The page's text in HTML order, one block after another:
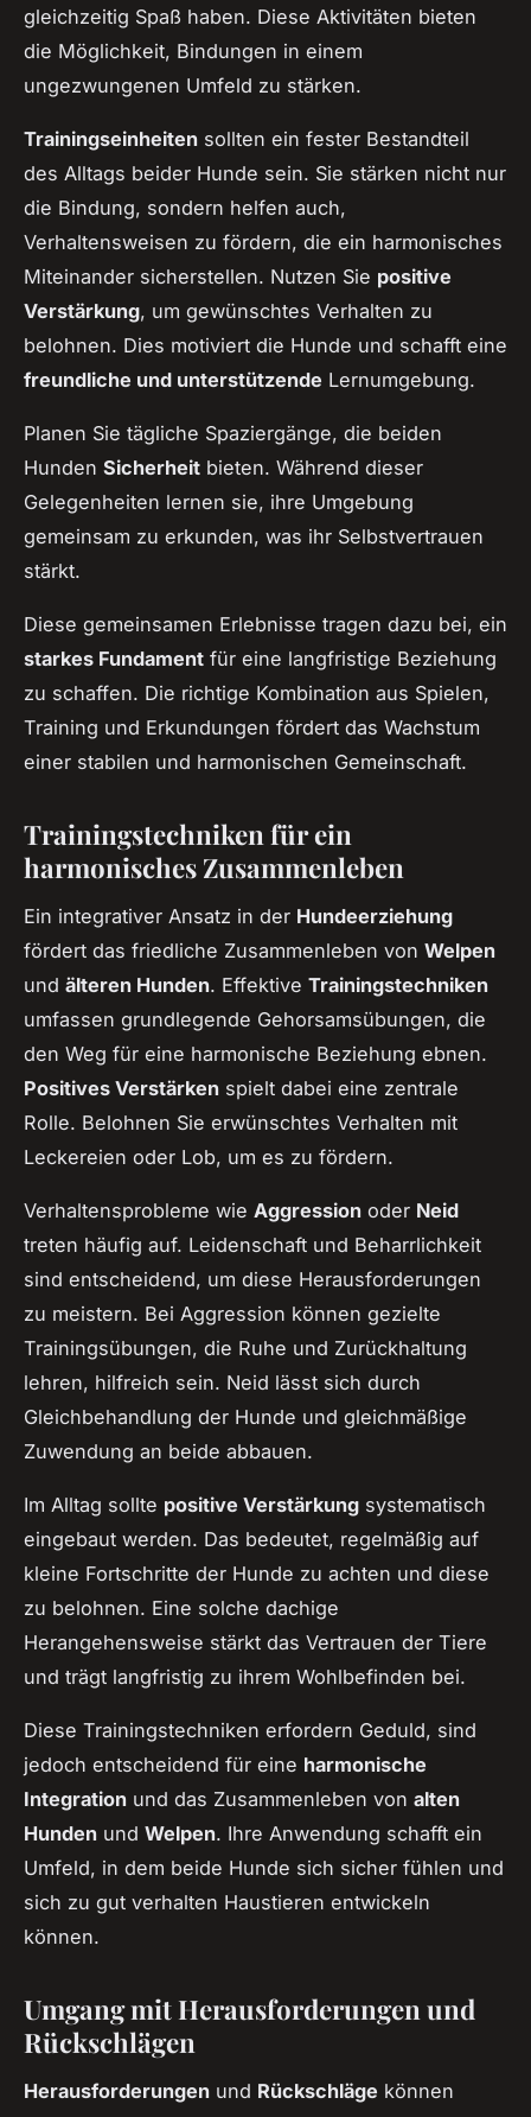
gleichzeitig Spaß haben. Diese Aktivitäten bieten
die Möglichkeit, Bindungen in einem
ungezwungenen Umfeld zu stärken.
Trainingseinheiten sollten ein fester Bestandteil
des Alltags beider Hunde sein. Sie stärken nicht nur
die Bindung, sondern helfen auch,
Verhaltensweisen zu fördern, die ein harmonisches
Miteinander sicherstellen. Nutzen Sie positive
Verstärkung, um gewünschtes Verhalten zu
belohnen. Dies motiviert die Hunde und schafft eine
freundliche und unterstützende Lernumgebung.
Planen Sie tägliche Spaziergänge, die beiden
Hunden Sicherheit bieten. Während dieser
Gelegenheiten lernen sie, ihre Umgebung
gemeinsam zu erkunden, was ihr Selbstvertrauen
stärkt.
Diese gemeinsamen Erlebnisse tragen dazu bei, ein
starkes Fundament für eine langfristige Beziehung
zu schaffen. Die richtige Kombination aus Spielen,
Training und Erkundungen fördert das Wachstum
einer stabilen und harmonischen Gemeinschaft.
Trainingstechniken für ein
harmonisches Zusammenleben
Ein integrativer Ansatz in der Hundeerziehung
fördert das friedliche Zusammenleben von Welpen
und älteren Hunden. Effektive Trainingstechniken
umfassen grundlegende Gehorsamsübungen, die
den Weg für eine harmonische Beziehung ebnen.
Positives Verstärken spielt dabei eine zentrale
Rolle. Belohnen Sie erwünschtes Verhalten mit
Leckereien oder Lob, um es zu fördern.
Verhaltensprobleme wie Aggression oder Neid
treten häufig auf. Leidenschaft und Beharrlichkeit
sind entscheidend, um diese Herausforderungen
zu meistern. Bei Aggression können gezielte
Trainingsübungen, die Ruhe und Zurückhaltung
lehren, hilfreich sein. Neid lässt sich durch
Gleichbehandlung der Hunde und gleichmäßige
Zuwendung an beide abbauen.
Im Alltag sollte positive Verstärkung systematisch
eingebaut werden. Das bedeutet, regelmäßig auf
kleine Fortschritte der Hunde zu achten und diese
zu belohnen. Eine solche dachige
Herangehensweise stärkt das Vertrauen der Tiere
und trägt langfristig zu ihrem Wohlbefinden bei.
Diese Trainingstechniken erfordern Geduld, sind
jedoch entscheidend für eine harmonische
Integration und das Zusammenleben von alten
Hunden und Welpen. Ihre Anwendung schafft ein
Umfeld, in dem beide Hunde sich sicher fühlen und
sich zu gut verhalten Haustieren entwickeln
können.
Umgang mit Herausforderungen und
Rückschlägen
Herausforderungen und Rückschläge können